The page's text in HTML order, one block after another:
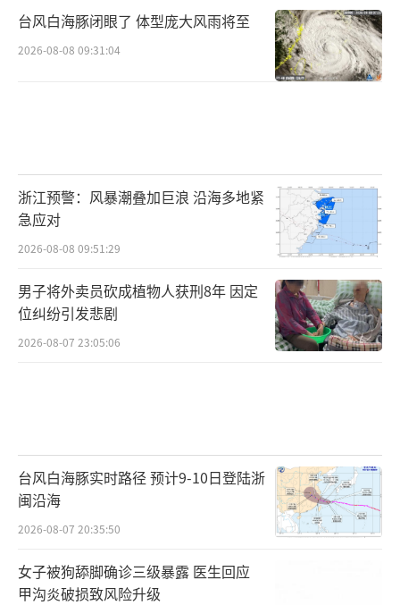
台风白海豚闭眼了 体型庞大风雨将至
2026-08-08 09:31:04
浙江预警：风暴潮叠加巨浪 沿海多地紧
急应对
2026-08-08 09:51:29
男子将外卖员砍成植物人获刑8年 因定
位纠纷引发悲剧
2026-08-07 23:05:06
台风白海豚实时路径 预计9-10日登陆浙
闽沿海
2026-08-07 20:35:50
女子被狗舔脚确诊三级暴露 医生回应
甲沟炎破损致风险升级